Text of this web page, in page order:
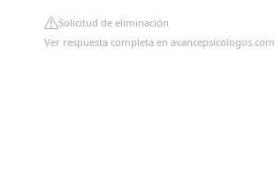
Solicitud de eliminación
Ver respuesta completa en avancepsicologos.com